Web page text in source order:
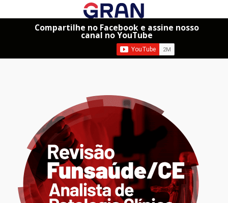
Compartilhe no Facebook e assine nosso
canal no YouTube